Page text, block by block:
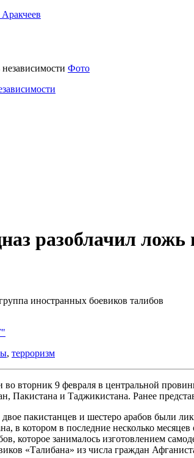
Фото
разоблачил ложь
иностранных боевиков талибов
, терроризм
вторник 9 февраля в центральной
Пакистана и Таджикистана. Ранее
пакистанцев и шестеро арабов были
в котором в последние несколько
которое занималось изготовлением
«Талибана» из числа граждан